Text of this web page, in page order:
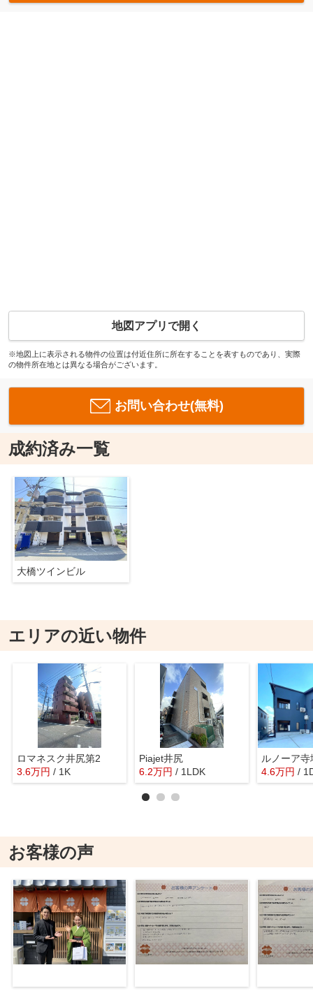
地図アプリで開く
※地図上に表示される物件の位置は付近住所に所在することを表すものであり、実際
の物件所在地とは異なる場合がございます。
お問い合わせ(無料)
成約済み一覧
大橋ツインビル
エリアの近い物件
ロマネスク井尻第2
3.6万円 / 1K
Piajet井尻
6.2万円 / 1LDK
ルノーア寺
4.6万円 /
お客様の声